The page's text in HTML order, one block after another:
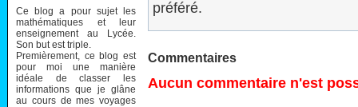
Ce blog a pour sujet les
mathématiques et leur
enseignement au Lycée.
Son but est triple.
Premièrement, ce blog est
pour moi une manière
idéale de classer les
informations que je glâne
au cours de mes voyages
préféré.
Commentaires
Aucun commentaire n'est